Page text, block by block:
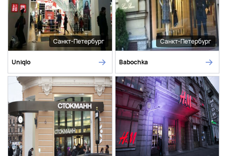
Санкт-Петербург
Uniqlo
Санкт-Петербург
Babochka